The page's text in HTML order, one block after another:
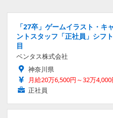
「27卒」ゲームイラスト・キ
ントスタッフ「正社員」シフ
目
ベンタス株式会社
神奈川県
月給20万6,500円～32万4,000
正社員